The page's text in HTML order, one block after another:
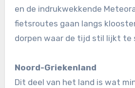
en de indrukwekkende
fietsroutes gaan langs
dorpen waar de tijd stil lijkt te
Noord-Griekenland
Dit deel van het land is wat